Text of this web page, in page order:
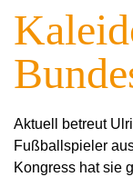
Aktuell betreut
Fußballspieler
Kongress hat sie